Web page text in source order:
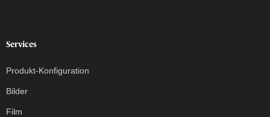
Services
Produkt-Konfiguration
Bilder
Film